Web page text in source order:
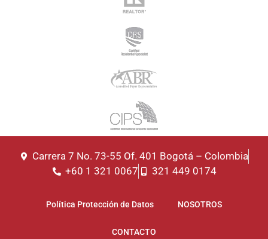
Carrera 7 No. 73-55 Of. 401 Bogotá – Colombia
+60 1 321 0067
321 449 0174
Política Protección de Datos NOSOTROS
CONTACTO